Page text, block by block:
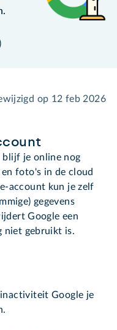
)
op 12 feb 2026
blijf je online nog
foto's in de cloud
account kun je zelf
gegevens
Google een
niet gebruikt is.
inactiviteit Google je